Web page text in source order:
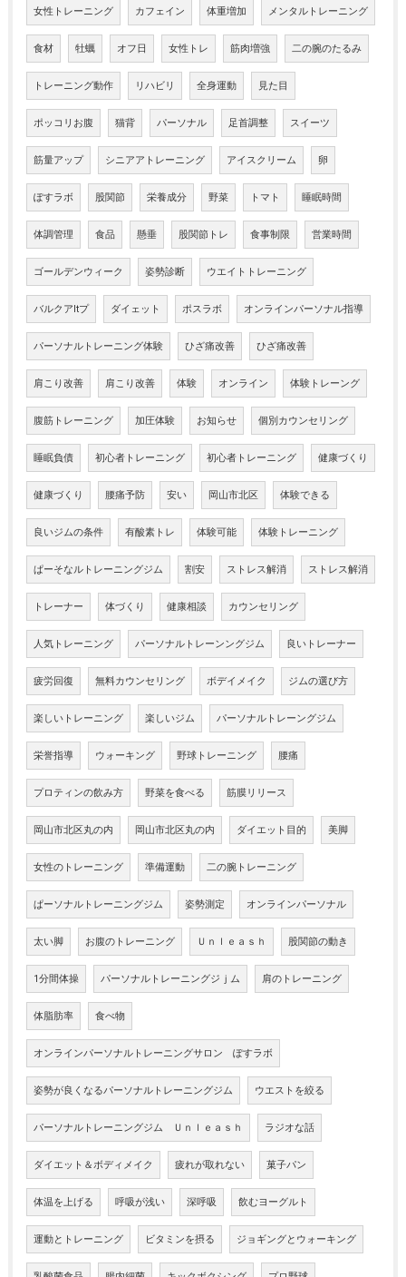
女性トレーニング カフェイン 体重増加 メンタルトレーニング
食材 牡蠣 オフ日 女性トレ 筋肉増強 二の腕のたるみ
トレーニング動作 リハビリ 全身運動 見た目
ポッコリお腹 猫背 パーソナル 足首調整 スイーツ
筋量アップ シニアアトレーニング アイスクリーム 卵
ぽすラボ 股関節 栄養成分 野菜 トマト 睡眠時間
体調管理 食品 懸垂 股関節トレ 食事制限 営業時間
ゴールデンウィーク 姿勢診断 ウエイトトレーニング
バルクアltプ ダイェット ポスラボ オンラインパーソナル指導
パーソナルトレーニング体験 ひざ痛改善 ひざ痛改善
肩こり改善 肩こり改善 体験 オンライン 体験トレーング
腹筋トレーニング 加圧体験 お知らせ 個別カウンセリング
睡眠負債 初心者トレーニング 初心者トレーニング 健康づくり
健康づくり 腰痛予防 安い 岡山市北区 体験できる
良いジムの条件 有酸素トレ 体験可能 体験トレーニング
ぱーそなルトレーニングジム 割安 ストレス解消 ストレス解消
トレーナー 体づくり 健康相談 カウンセリング
人気トレーニング パーソナルトレーンングジム 良いトレーナー
疲労回復 無料カウンセリング ボデイメイク ジムの選び方
楽しいトレーニング 楽しいジム パーソナルトレーングジム
栄誉指導 ウォーキング 野球トレーニング 腰痛
プロティンの飲み方 野菜を食べる 筋膜リリース
岡山市北区丸の内 岡山市北区丸の内 ダイエット目的 美脚
女性のトレーニング 準備運動 二の腕トレーニング
ぱーソナルトレーニングジム 姿勢測定 オンラインパーソナル
太い脚 お腹のトレーニング Ｕｎｌｅａｓｈ 股関節の動き
1分間体操 パーソナルトレーニングジｊム 肩のトレーニング
体脂肪率 食べ物
オンラインパーソナルトレーニングサロン ぽすラボ
姿勢が良くなるパーソナルトレーニングジム ウエストを絞る
パーソナルトレーニングジム Ｕｎｌｅａｓｈ ラジオな話
ダイエット＆ボディメイク 疲れが取れない 菓子パン
体温を上げる 呼吸が浅い 深呼吸 飲むヨーグルト
運動とトレーニング ビタミンを摂る ジョギングとウォーキング